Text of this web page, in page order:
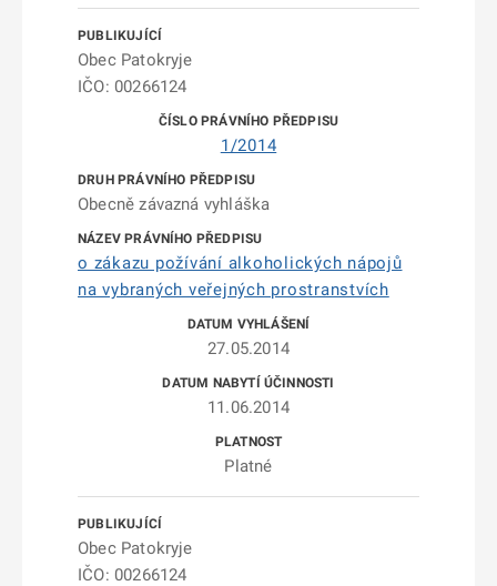
Obec Patokryje
IČO: 00266124
1/2014
Obecně závazná vyhláška
o zákazu požívání alkoholických nápojů
na vybraných veřejných prostranstvích
27.05.2014
11.06.2014
Platné
Obec Patokryje
IČO: 00266124